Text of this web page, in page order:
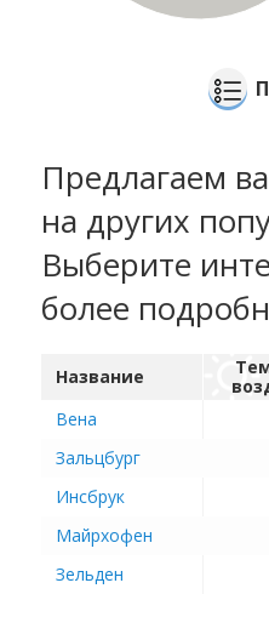
Предлагаем
на других
Выберите
более
Название
Вена
Зальцбург
Инсбрук
Майрхофен
Зельден